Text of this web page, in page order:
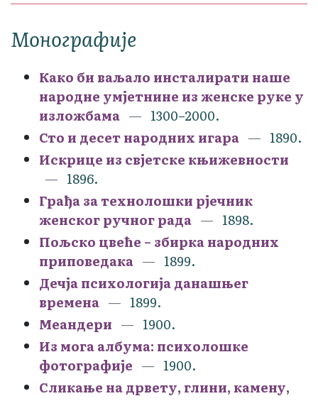
Монографије
Како би ваљало инсталирати наше
народне умјетнине из женске руке у
изложбама
1300–2000.
Сто и десет народних игара
1890.
Искрице из свјетске књижевности
1896.
Грађа за технолошки рјечник
женског ручног рада
1898.
Пољско цвеће – збирка народних
приповедака
1899.
Дечја психологија данашњег
времена
1899.
Меандери
1900.
Из могa албума: психолошке
фотографије
1900.
Сликање на дрвету, глини, камену,